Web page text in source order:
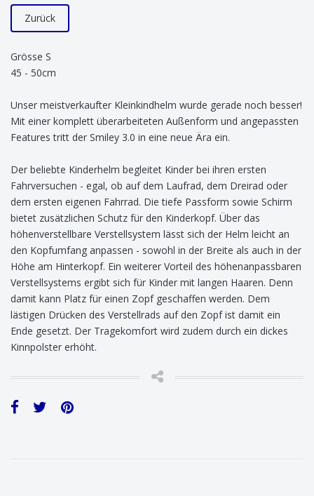
Zurück
Grösse S
45 - 50cm
Unser meistverkaufter Kleinkindhelm wurde gerade noch besser!
Mit einer komplett überarbeiteten Außenform und angepassten
Features tritt der Smiley 3.0 in eine neue Ära ein.
Der beliebte Kinderhelm begleitet Kinder bei ihren ersten
Fahrversuchen - egal, ob auf dem Laufrad, dem Dreirad oder
dem ersten eigenen Fahrrad. Die tiefe Passform sowie Schirm
bietet zusätzlichen Schutz für den Kinderkopf. Über das
höhenverstellbare Verstellsystem lässt sich der Helm leicht an
den Kopfumfang anpassen - sowohl in der Breite als auch in der
Höhe am Hinterkopf. Ein weiterer Vorteil des höhenanpassbaren
Verstellsystems ergibt sich für Kinder mit langen Haaren. Denn
damit kann Platz für einen Zopf geschaffen werden. Dem
lästigen Drücken des Verstellrads auf den Zopf ist damit ein
Ende gesetzt. Der Tragekomfort wird zudem durch ein dickes
Kinnpolster erhöht.